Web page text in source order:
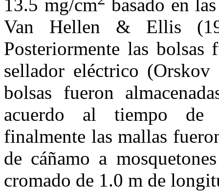
13.5 mg/cm
basado en
Van Hellen & Ellis
Posteriormente las
sellador eléctrico (Orskov
bolsas fueron
acuerdo al tiempo de
finalmente las mallas
de cáñamo a
cromado de 1.0 m de